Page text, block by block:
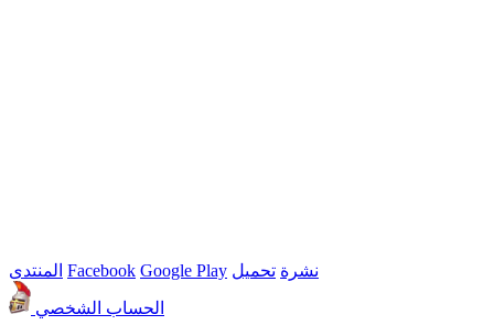
المنتدى Facebook Google Play نشرة تحميل
الحساب الشخصي